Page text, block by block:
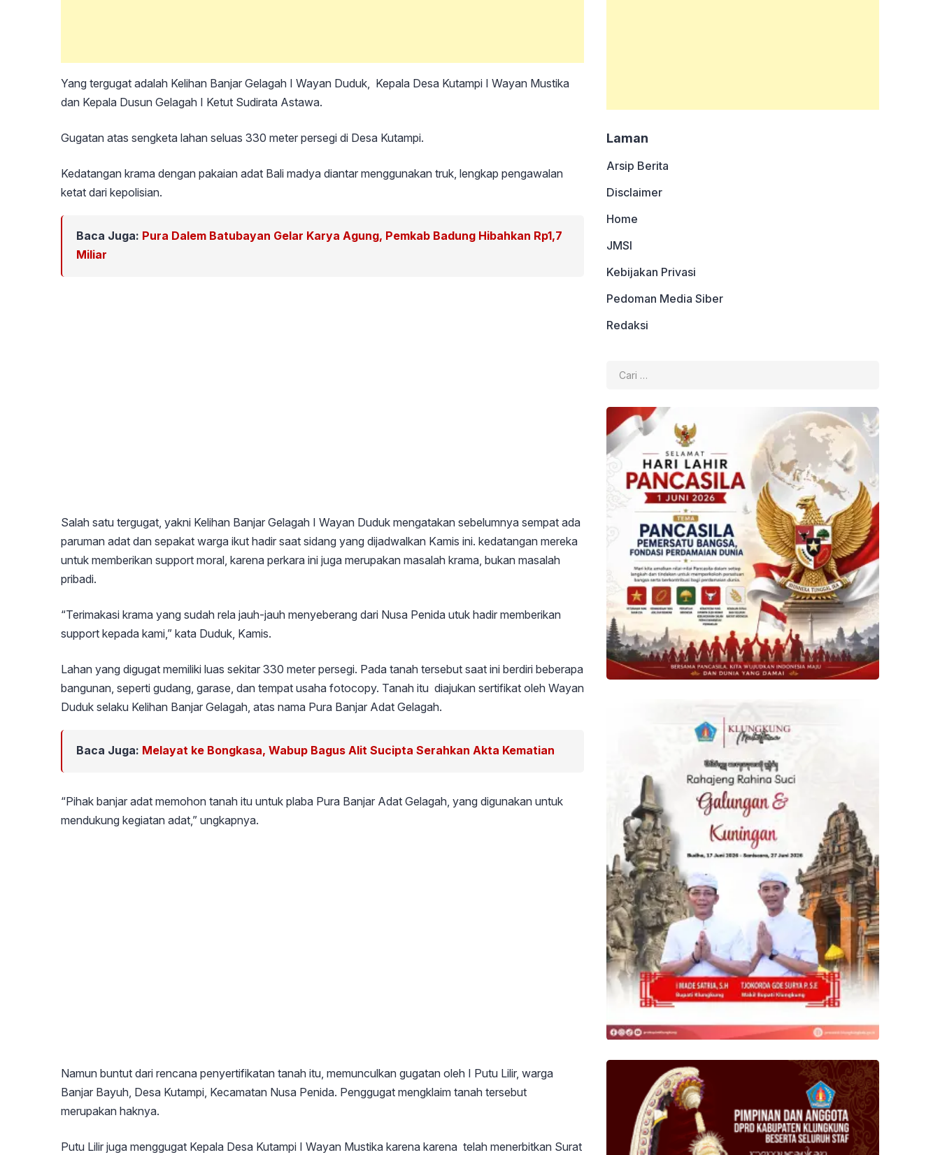
Yang tergugat adalah Kelihan Banjar Gelagah I Wayan Duduk, Kepala Desa Kutampi I Wayan Mustika
dan Kepala Dusun Gelagah I Ketut Sudirata Astawa.
Gugatan atas sengketa lahan seluas 330 meter persegi di Desa Kutampi.
Kedatangan krama dengan pakaian adat Bali madya diantar menggunakan truk, lengkap pengawalan
ketat dari kepolisian.
Baca Juga: Pura Dalem Batubayan Gelar Karya Agung, Pemkab Badung Hibahkan Rp1,7
Miliar
Salah satu tergugat, yakni Kelihan Banjar Gelagah I Wayan Duduk mengatakan sebelumnya sempat ada
paruman adat dan sepakat warga ikut hadir saat sidang yang dijadwalkan Kamis ini. kedatangan mereka
untuk memberikan support moral, karena perkara ini juga merupakan masalah krama, bukan masalah
pribadi.
“Terimakasi krama yang sudah rela jauh-jauh menyeberang dari Nusa Penida utuk hadir memberikan
support kepada kami,” kata Duduk, Kamis.
Lahan yang digugat memiliki luas sekitar 330 meter persegi. Pada tanah tersebut saat ini berdiri beberapa
bangunan, seperti gudang, garase, dan tempat usaha fotocopy. Tanah itu diajukan sertifikat oleh Wayan
Duduk selaku Kelihan Banjar Gelagah, atas nama Pura Banjar Adat Gelagah.
Baca Juga: Melayat ke Bongkasa, Wabup Bagus Alit Sucipta Serahkan Akta Kematian
“Pihak banjar adat memohon tanah itu untuk plaba Pura Banjar Adat Gelagah, yang digunakan untuk
mendukung kegiatan adat,” ungkapnya.
Namun buntut dari rencana penyertifikatan tanah itu, memunculkan gugatan oleh I Putu Lilir, warga
Banjar Bayuh, Desa Kutampi, Kecamatan Nusa Penida. Penggugat mengklaim tanah tersebut
merupakan haknya.
Putu Lilir juga menggugat Kepala Desa Kutampi I Wayan Mustika karena karena telah menerbitkan Surat
Laman
Arsip Berita
Disclaimer
Home
JMSI
Kebijakan Privasi
Pedoman Media Siber
Redaksi
untuk: